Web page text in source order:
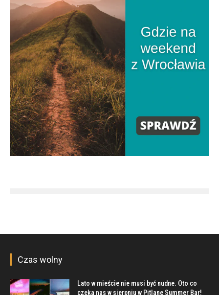
Czas wolny
Lato w mieście nie musi być nudne. Oto co
czeka nas w sierpniu w Pitlane Summer Bar!